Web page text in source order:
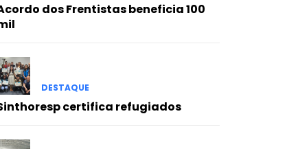
dos Frentistas beneficia 100
DESTAQUE
certifica refugiados